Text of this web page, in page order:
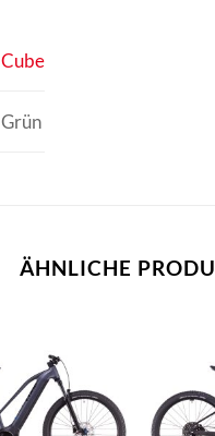
Cube
Grün
ÄHNLICHE